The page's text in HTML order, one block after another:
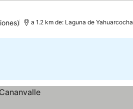
a 1.2 km de: Laguna de Yahuarcocha